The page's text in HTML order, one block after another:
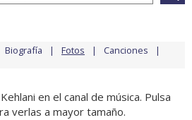
Biografía Fotos Canciones
en el canal de música. Pulsa
verlas a mayor tamaño.